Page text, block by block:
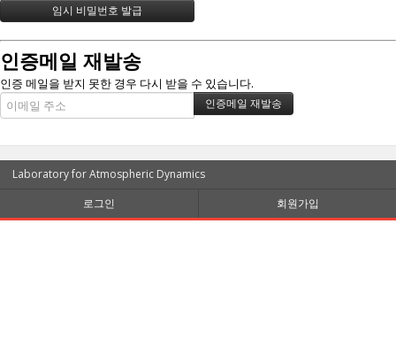
인증메일 재발송
인증 메일을 받지 못한 경우 다시 받을 수 있습니다.
Laboratory for Atmospheric Dynamics
로그인
회원가입